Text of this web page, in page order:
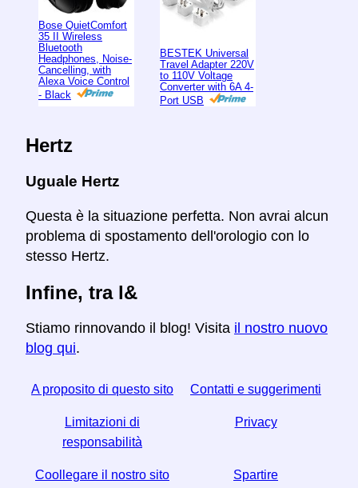
Bose QuietComfort
35 II Wireless
Bluetooth
Headphones, Noise-
Cancelling, with
Alexa Voice Control
- Black
BESTEK Universal
Travel Adapter 220V
to 110V Voltage
Converter with 6A 4-
Port USB
Hertz
Uguale Hertz
Questa è la situazione perfetta. Non avrai alcun
problema di spostamento dell'orologio con lo
stesso Hertz.
Infine, tra l&
Stiamo rinnovando il blog! Visita il nostro nuovo
blog qui.
A proposito di questo sito Contatti e suggerimenti
Limitazioni di
responsabilità
Privacy
Coollegare il nostro sito Spartire